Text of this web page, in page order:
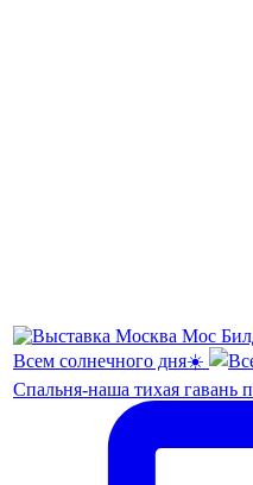
Всем солнечного дня☀️
Спальня-наша тихая гавань п